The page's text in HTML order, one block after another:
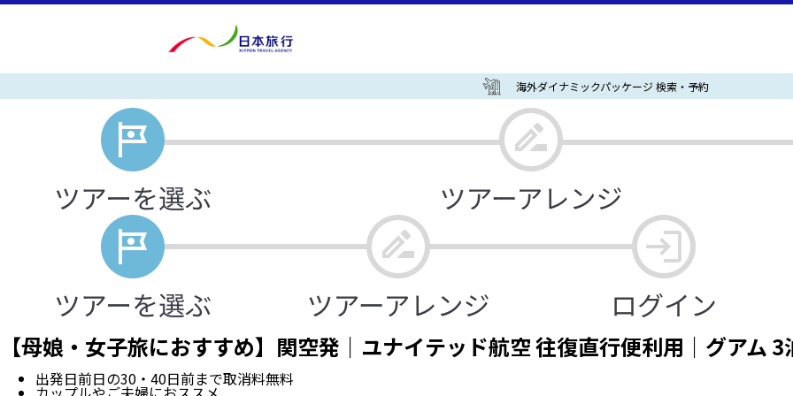
海外ダイナミックパッケージ 検索・予約
【母娘・女子旅におすすめ】関空発｜ユナイテッド航空 往復直行便利用｜グアム 3
出発日前日の30・40日前まで取消料無料